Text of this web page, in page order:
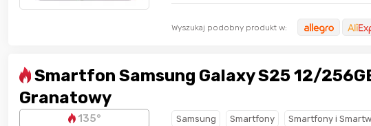
Wyszukaj podobny produkt w:
Smartfon Samsung Galaxy S25 12/
Granatowy
135° Samsung Smartfony Smartfony i